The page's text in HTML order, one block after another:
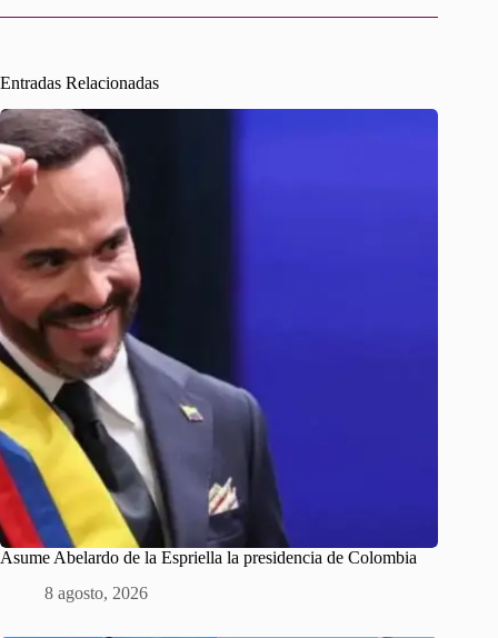
Entradas Relacionadas
Asume Abelardo de la Espriella la presidencia de Colombia
8 agosto, 2026